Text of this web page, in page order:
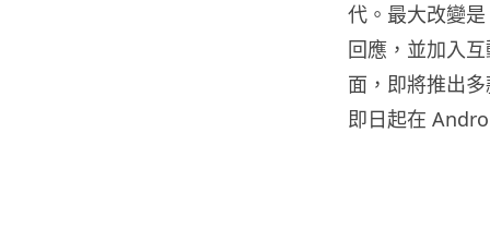
代。最大改變
回應，並加入
面，即將推出
即日起在